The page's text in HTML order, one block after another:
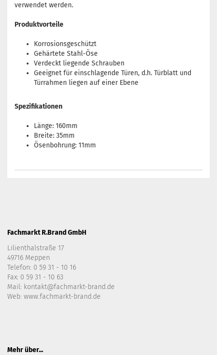
verwendet werden.
Produktvorteile
Korrosionsgeschützt
Gehärtete Stahl-Öse
Verdeckt liegende Schrauben
Geeignet für einschlagende Türen, d.h. Türblatt und
Türrahmen liegen auf einer Ebene
Spezifikationen
Länge: 160mm
Breite: 35mm
Ösenbohrung: 11mm
Fachmarkt R.Brand GmbH
Lilienthalstraße 17
49716 Meppen
Telefon: 0 59 31 - 10 16
Fax: 0 59 31 - 10 63
Mail: kontakt@fachmarkt-brand.de
Web: www.fachmarkt-brand.de
Mehr über...